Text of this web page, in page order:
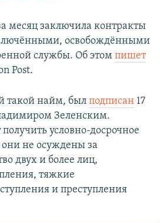
месяц заключила контракты
освобождёнными
службы. Об этом пишет
Post.
такой найм, был подписан 17
Зеленским.
условно-досрочное
не осуждены за
двух и более лиц,
тяжкие
и преступления